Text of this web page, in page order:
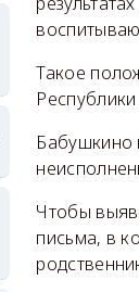
Такое
Бабушкино
Чтобы
письма, в